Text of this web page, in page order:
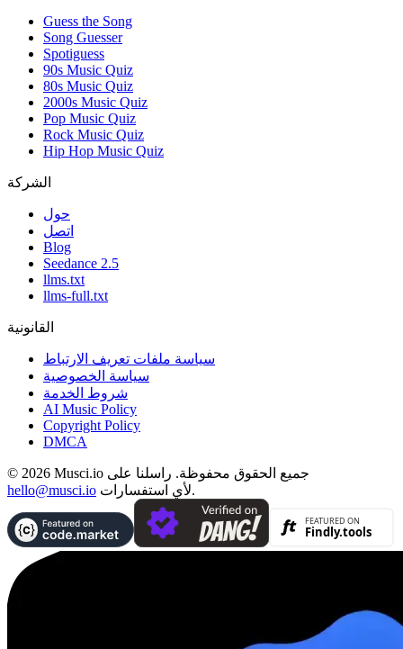
Guess the Song
Song Guesser
Spotiguess
90s Music Quiz
80s Music Quiz
2000s Music Quiz
Pop Music Quiz
Rock Music Quiz
Hip Hop Music Quiz
الشركة
حول
اتصل
Blog
Seedance 2.5
llms.txt
llms-full.txt
القانونية
سياسة ملفات تعريف الارتباط
سياسة الخصوصية
شروط الخدمة
AI Music Policy
Copyright Policy
DMCA
© 2026 Musci.io جميع الحقوق محفوظة. راسلنا على
hello@musci.io
لأي استفسارات.